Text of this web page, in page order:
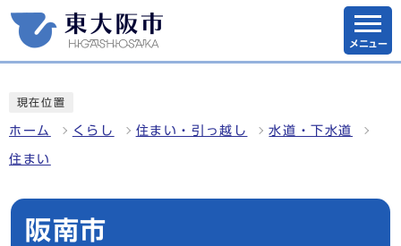
メニュー
現在位置
ホーム くらし 住まい・引っ越し 水道・下水道
住まい
阪南市